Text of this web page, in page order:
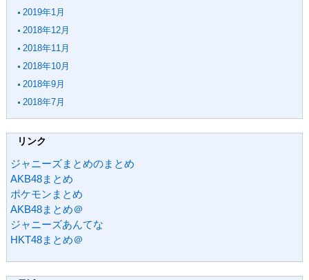
2019年1月
2018年12月
2018年11月
2018年10月
2018年9月
2018年7月
リンク
ジャニーズまとめのまとめ
AKB48まとめ
ポケモンまとめ
AKB48まとめ＠
ジャニーズあんてな
HKT48まとめ＠